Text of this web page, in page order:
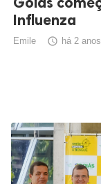
Influenza
Emile  há 2 anos